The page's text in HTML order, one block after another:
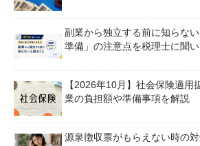
副業から独立する前に知らな
準備」の注意点を税理士に聞
【2026年10月】社会保険適用
業の負担額や準備事項を解説
源泉徴収票がもらえない時の